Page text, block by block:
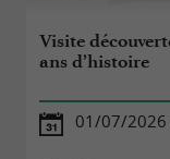
Visite
ans d’histoire
01/07/